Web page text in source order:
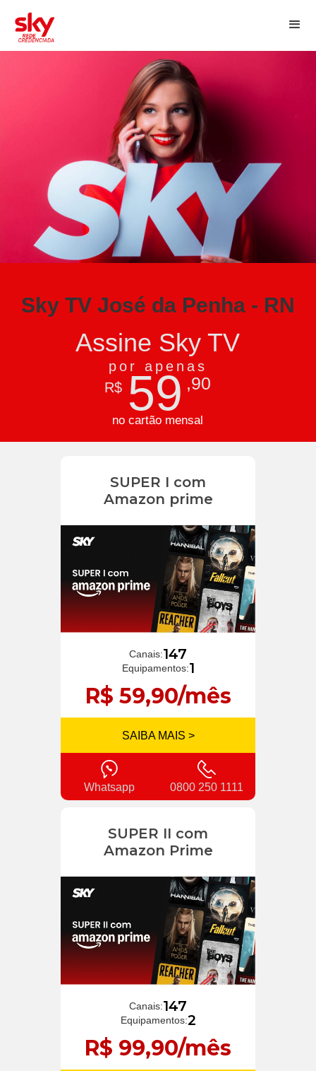
Sky TV José da Penha - RN
Assine Sky TV
por apenas
R$ 59 ,90
no cartão mensal
SUPER I com
Amazon prime
Canais:147
Equipamentos:1
R$ 59,90/mês
SAIBA MAIS >
Whatsapp 0800 250 1111
SUPER II com
Amazon Prime
Canais:147
Equipamentos:2
R$ 99,90/mês